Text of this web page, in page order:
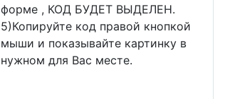
форме , КОД БУДЕТ ВЫДЕЛЕН.
5)Копируйте код правой кнопкой
мыши и показывайте картинку в
нужном для Вас месте.